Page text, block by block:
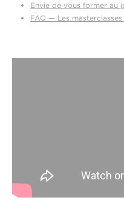
Envie de vous former au
FAQ — Les masterclasses